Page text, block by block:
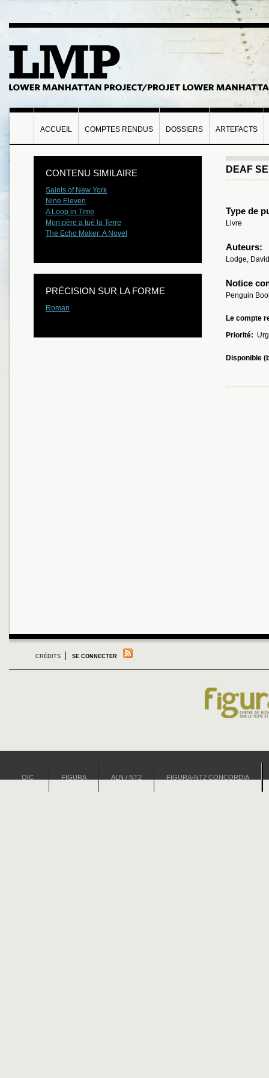
ACCUEIL COMPTES RENDUS DOSSIERS ARTEFACTS
DEAF
Type de
Livre
Auteurs:
Lodge, David
Notice
Penguin
Le compte
Priorité:
Disponible
CONTENU SIMILAIRE
Saints of New York
Nine Eleven
A Loop in Time
Mon père a tué la Terre
The Echo Maker: A Novel
PRÉCISION SUR LA FORME
Roman
CRÉDITS SE CONNECTER
OIC FIGURA ALN / NT2 FIGURA-NT2 CONCORDIA